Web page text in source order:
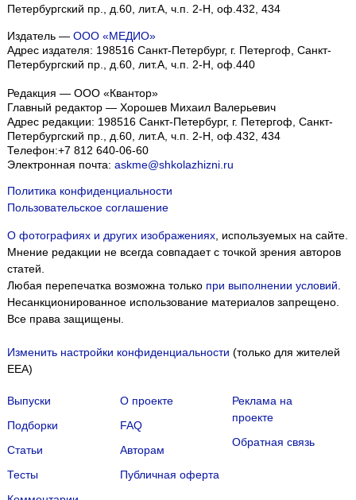
Петербургский пр., д.60, лит.А, ч.п. 2-Н, оф.432, 434
Издатель — ООО «МЕДИО»
Адрес издателя: 198516 Санкт-Петербург, г. Петергоф, Санкт-
Петербургский пр., д.60, лит.А, ч.п. 2-Н, оф.440
Редакция — ООО «Квантор»
Главный редактор — Хорошев Михаил Валерьевич
Адрес редакции: 198516 Санкт-Петербург, г. Петергоф, Санкт-
Петербургский пр., д.60, лит.А, ч.п. 2-Н, оф.432, 434
Телефон:+7 812 640-06-60
Электронная почта: askme@shkolazhizni.ru
Политика конфиденциальности
Пользовательское соглашение
О фотографиях и других изображениях, используемых на сайте.
Мнение редакции не всегда совпадает с точкой зрения авторов
статей.
Любая перепечатка возможна только при выполнении условий.
Несанкционированное использование материалов запрещено.
Все права защищены.
Изменить настройки конфиденциальности (только для жителей
EEA)
Выпуски
Подборки
Статьи
Тесты
О проекте
FAQ
Авторам
Публичная оферта
Реклама на
проекте
Обратная связь